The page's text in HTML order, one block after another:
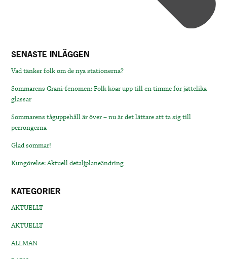
SENASTE INLÄGGEN
Vad tänker folk om de nya stationerna?
Sommarens Grani-fenomen: Folk köar upp till en timme för jättelika
glassar
Sommarens tåguppehåll är över – nu är det lättare att ta sig till
perrongerna
Glad sommar!
Kungörelse: Aktuell detaljplaneändring
KATEGORIER
AKTUELLT
AKTUELLT
ALLMÄN